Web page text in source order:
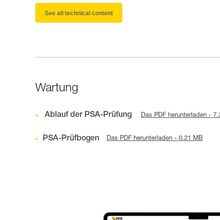
See all technical content
Wartung
Ablauf der PSA-Prüfung Das PDF herunterladen -
PSA-Prüfbogen Das PDF herunterladen - 0.21 MB